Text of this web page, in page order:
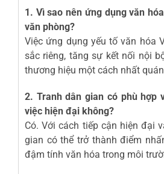
1. Vì sao nên ứng dụng văn
văn phòng?
Việc ứng dụng yếu tố văn hóa
sắc riêng, tăng sự kết nối nội
thương hiệu một cách nhất
2. Tranh dân gian có phù hợp
việc hiện đại không?
Có. Với cách tiếp cận hiện đại
gian có thể trở thành điểm
đậm tính văn hóa trong môi